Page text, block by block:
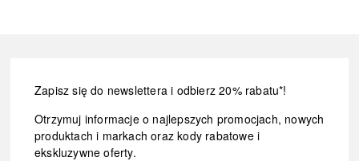
Zapisz się do newslettera i odbierz 20% rabatu*!
Otrzymuj informacje o najlepszych promocjach, nowych
produktach i markach oraz kody rabatowe i
ekskluzywne oferty.